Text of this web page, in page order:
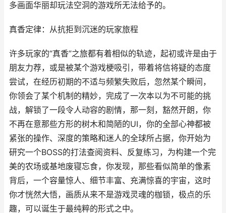
多画面华丽却玩法空洞的游戏所无法给予的。
真香定律：从抗拒到沉迷的玩家旅程
许多玩家的“真香”之旅都有着相似的轨迹，起初或许是由于
朋友力荐，或是被某个游戏梗吸引，带着将信将疑的态度
尝试，在经历初期的不适与频繁失败后，忽然某个瞬间，
你领会了某个机制的精妙，完成了一次本以为不可能的挑
战，解锁了一段令人动容的剧情，那一刻，豁然开朗，你
不再在意那些方形的树木和简陋的UI，你的全部心神都被
紧张的操作、深度的策略和迷人的全球所占据，你开始为
研究一个BOSS的打法查阅资料、反复练习，为构建一个完
美的农场或基地废寝忘食，你发现，那些看似简单的像素
背后，一个容量惊人、细节丰富、充满惊喜的宇宙，这时
你才恍然大悟，画质从来不是游戏灵魂的枷锁，极点的乐
趣，可以诞生于最纯粹的形式之中。